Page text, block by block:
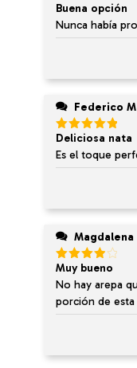
Valorado
en4de
5
Buena opción
Nunca había
Federico M
Valorado
en5 de 5
Deliciosa nata
Es el toque
Magdalena
Valorado
en 4de
5
Muy bueno
No hay arepa
porción de esta